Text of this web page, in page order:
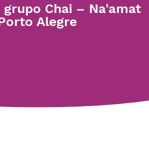
grupo Chai – Na'amat
Alegre